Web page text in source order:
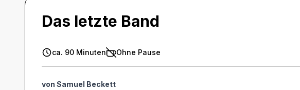
Das letzte Band
ca. 90 Minuten Ohne Pause
von Samuel Beckett